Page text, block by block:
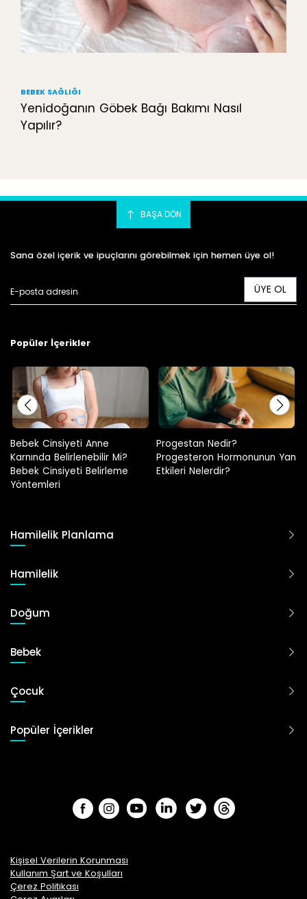
BEBEK SAĞLIĞI
Yenidoğanın Göbek Bağı Bakımı Nasıl
Yapılır?
BAŞA DÖN
Sana özel içerik ve ipuçlarını görebilmek için hemen üye ol!
ÜYE OL
Popüler İçerikler
Progestan Nedir?
Progesteron Hormonunun Yan
Etkileri Nelerdir?
Hamilelikte Adet Görülür Mü?
Hamilelik Planlama
Hamilelik
Doğum
Bebek
Çocuk
Popüler İçerikler
Kişisel Verilerin Korunması
Kullanım Şart ve Koşulları
Çerez Politikası